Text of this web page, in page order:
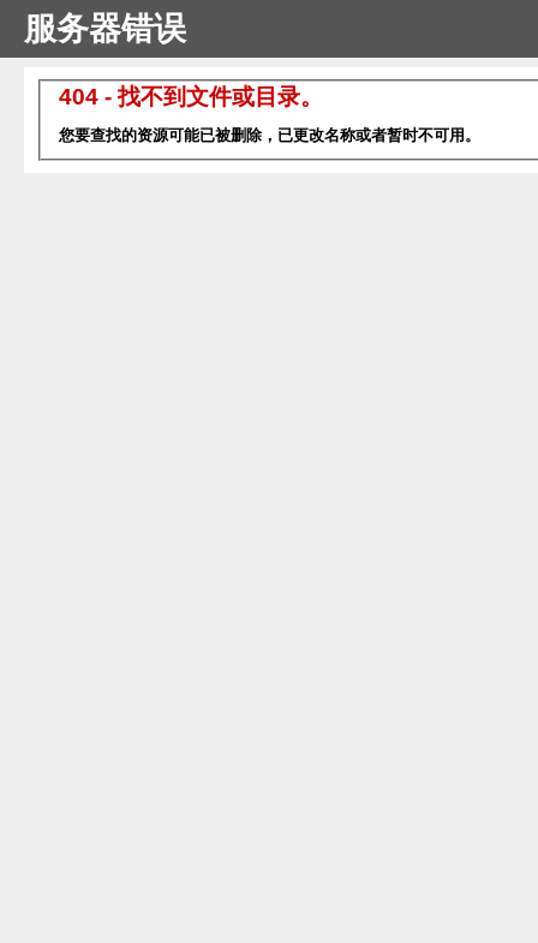
服务器错误
404 - 找不到文件或目录。
您要查找的资源可能已被删除，已更改名称或者暂时不可用。